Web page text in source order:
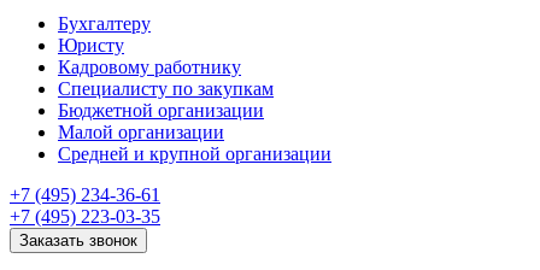
Бухгалтеру
Юристу
Кадровому работнику
Специалисту по закупкам
Бюджетной организации
Малой организации
Средней и крупной организации
+7 (495) 234-36-61
+7 (495) 223-03-35
Заказать звонок